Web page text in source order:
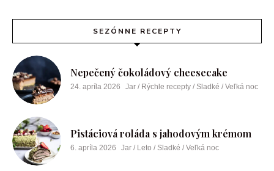
SEZÓNNE RECEPTY
Nepečený čokoládový cheesecake
24. apríla 2026 Jar / Rýchle recepty / Sladké / Veľká noc
Pistáciová roláda s jahodovým krémom
6. apríla 2026 Jar / Leto / Sladké / Veľká noc